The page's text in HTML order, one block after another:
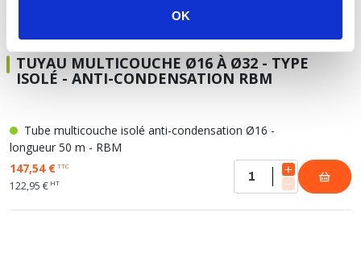
OK
TUYAU MULTICOUCHE Ø16 À Ø32 - TYPE
ISOLÉ - ANTI-CONDENSATION RBM
Tube multicouche isolé anti-condensation Ø16 -
longueur 50 m - RBM
147,54 €TTC
122,95 € HT